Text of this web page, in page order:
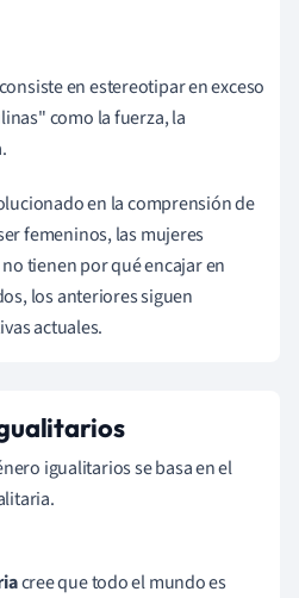
en estereotipar en exceso
como la fuerza, la
en la comprensión de
femeninos, las mujeres
tienen por qué encajar en
los anteriores siguen
actuales.
igualitarios se basa en el
cree que todo el mundo es